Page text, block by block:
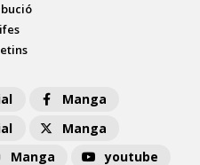
Manga
Manga
Manga youtube